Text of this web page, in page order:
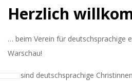
Herzlich
… beim Verein für deutschsprachige
Warschau!
Wir sind deutschsprachige